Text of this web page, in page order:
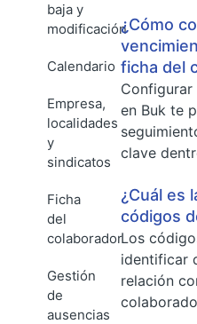
baja y
modificación
Calendario
Empresa,
localidades
y
sindicatos
Ficha
del
colaborador
Gestión
de
ausencias
¿Cómo
ficha del
en Buk te
clave
¿Cuál es
códigos
Los
identificar
relación